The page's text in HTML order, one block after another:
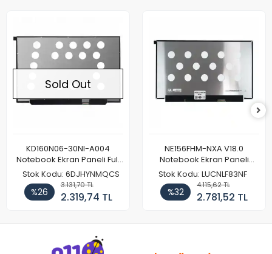
Sold Out
KD160N06-30NI-A004
Notebook Ekran Paneli Full
HD
Stok Kodu: 6DJHYNMQCS
%26
3.131,70 TL
2.319,74 TL
NE156FHM-NXA V18.0
Notebook Ekran Paneli
144Hz
Stok Kodu: LUCNLF83NF
%32
4.115,62 TL
2.781,52 TL